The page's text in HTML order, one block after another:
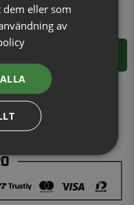
499 kr
eller som
av